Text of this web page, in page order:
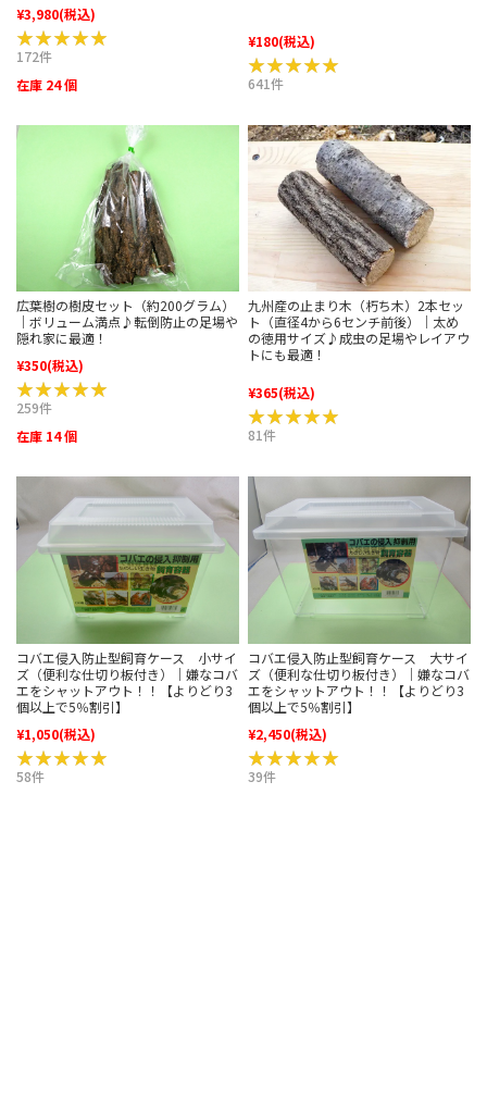
¥3,980(税込)
★★★★★
★★★★★
172件
在庫 24 個
¥180(税込)
★★★★★
★★★★★
641件
広葉樹の樹皮セット（約200グラム）
｜ボリューム満点♪転倒防止の足場や
隠れ家に最適！
¥350(税込)
★★★★★
★★★★★
259件
在庫 14 個
九州産の止まり木（朽ち木）2本セッ
ト（直径4から6センチ前後）｜太め
の徳用サイズ♪成虫の足場やレイアウ
トにも最適！
¥365(税込)
★★★★★
★★★★★
81件
コバエ侵入防止型飼育ケース 小サイ
ズ（便利な仕切り板付き）｜嫌なコバ
エをシャットアウト！！【よりどり3
個以上で5％割引】
¥1,050(税込)
★★★★★
★★★★★
58件
コバエ侵入防止型飼育ケース 大サイ
ズ（便利な仕切り板付き）｜嫌なコバ
エをシャットアウト！！【よりどり3
個以上で5％割引】
¥2,450(税込)
★★★★★
★★★★★
39件